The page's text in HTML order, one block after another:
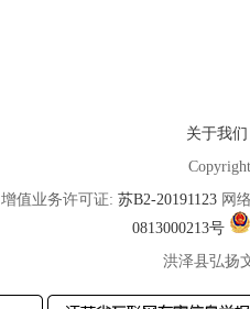
关于我们
增值业务许可证: 苏B2-20191123 网
0813000213号
洪泽县弘扬